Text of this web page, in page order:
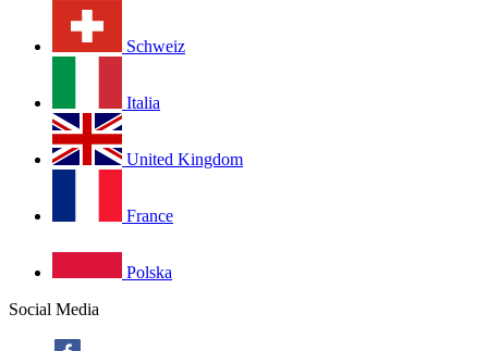
Schweiz
Italia
United Kingdom
France
Polska
Social Media